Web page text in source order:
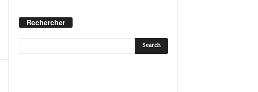
Rechercher